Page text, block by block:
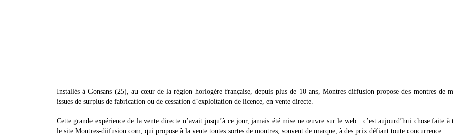
Installés à Gonsans (25), au cœur de la région horlogère française, depuis plus de 10 ans, Montres diffusion propose des montres de
issues de surplus de fabrication ou de cessation d’exploitation de licence, en vente directe.
Cette grande expérience de la vente directe n’avait jusqu’à ce jour, jamais été mise ne œuvre sur le web : c’est aujourd’hui chose faite à
le site Montres-diifusion.com, qui propose à la vente toutes sortes de montres, souvent de marque, à des prix défiant toute concurrence.